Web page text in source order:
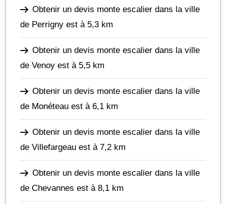
Obtenir un devis monte escalier dans la ville
de Perrigny est à 5,3 km
Obtenir un devis monte escalier dans la ville
de Venoy est à 5,5 km
Obtenir un devis monte escalier dans la ville
de Monéteau est à 6,1 km
Obtenir un devis monte escalier dans la ville
de Villefargeau est à 7,2 km
Obtenir un devis monte escalier dans la ville
de Chevannes est à 8,1 km